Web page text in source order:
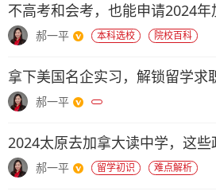
不高考和会考，也能申请2024年
郝一平 本科选校 院校百科
拿下美国名企实习，解锁留学求
郝一平
2024太原去加拿大读中学，这些
郝一平 留学初识 难点解析